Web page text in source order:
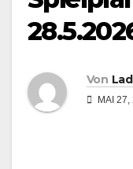
Von
MAI 27,